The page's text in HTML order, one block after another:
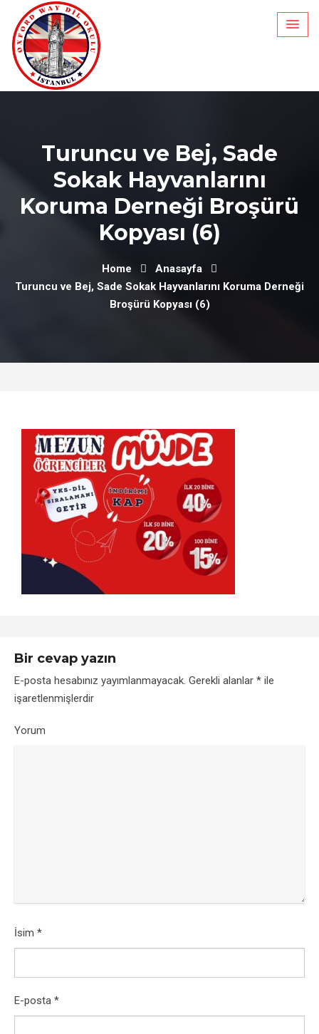
content
Turuncu ve Bej, Sade
Sokak Hayvanlarını
Koruma Derneği Broşürü
Kopyası (6)
Home
Anasayfa
Turuncu ve Bej, Sade Sokak Hayvanlarını Koruma Derneği
Broşürü Kopyası (6)
Bir cevap yazın
E-posta hesabınız yayımlanmayacak. Gerekli alanlar * ile
işaretlenmişlerdir
Yorum
İsim *
E-posta *